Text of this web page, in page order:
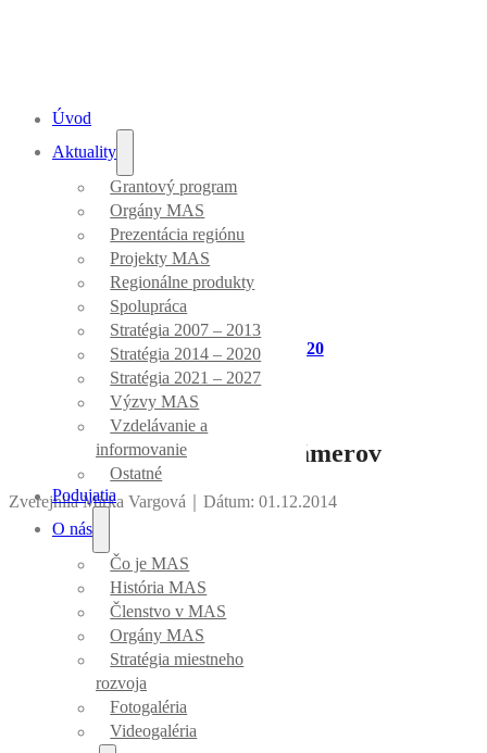
Úvod
Aktuality
Grantový program
Orgány MAS
Prezentácia regiónu
Projekty MAS
Regionálne produkty
Spolupráca
Stratégia 2007 – 2013
Stratégia 2014 – 2020
Stratégia 2021 – 2027
Výzvy MAS
Vzdelávanie a
informovanie
Ostatné
Podujatia
O nás
Čo je MAS
História MAS
Členstvo v MAS
Orgány MAS
Stratégia miestneho
rozvoja
Fotogaléria
Videogaléria
Aktuality
Úvod/ Stratégia 2014 - 2020
Zber projektových zámerov
Zverejnila Mirka Vargová Dátum: 01.12.2014